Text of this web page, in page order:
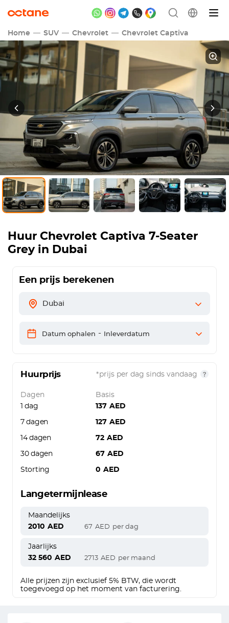
Home SUV Chevrolet Chevrolet Captiva
Huur Chevrolet Captiva 7-Seater
Greyin Dubai
Een prijs berekenen
Dubai
Datum ophalen - Inleverdatum
Huurprijs *prijs per dag sinds vandaag
Dagen
Basis
1 dag
137 AED
7 dagen 127 AED
14 dagen 72 AED
30 dagen 67 AED
Storting 0 AED
Langetermijnlease
Maandelijks
2010 AED 67 AED per dag
Jaarlijks
32 560 AED 2713 AED per maand
Alle prijzen zijn exclusief 5% BTW, die wordt
toegevoegd op het moment van facturering.